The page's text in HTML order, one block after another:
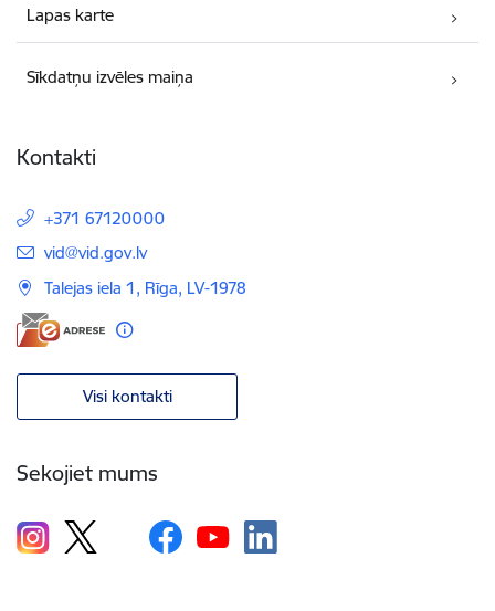
Lapas karte
Sīkdatņu izvēles maiņa
Kontakti
+371 67120000
E-pasts:
vid@vid.gov.lv
Talejas iela 1, Rīga, LV-1978
Visi kontakti
Sekojiet mums